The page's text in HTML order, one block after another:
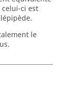
ci est
le